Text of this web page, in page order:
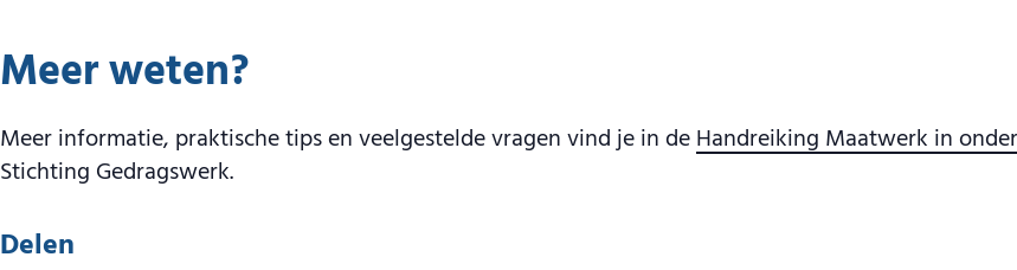
Meer weten?
Meer informatie, praktische tips en veelgestelde vragen vind je in deHandreiking Maatwerk in
Stichting Gedragswerk.
Delen